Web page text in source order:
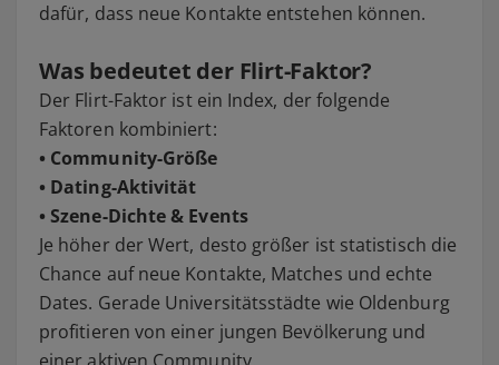
dafür, dass neue Kontakte entstehen können.
Was bedeutet der Flirt-Faktor?
Der Flirt-Faktor ist ein Index, der folgende
Faktoren kombiniert:
• Community-Größe
• Dating-Aktivität
• Szene-Dichte & Events
Je höher der Wert, desto größer ist statistisch die
Chance auf neue Kontakte, Matches und echte
Dates. Gerade Universitätsstädte wie Oldenburg
profitieren von einer jungen Bevölkerung und